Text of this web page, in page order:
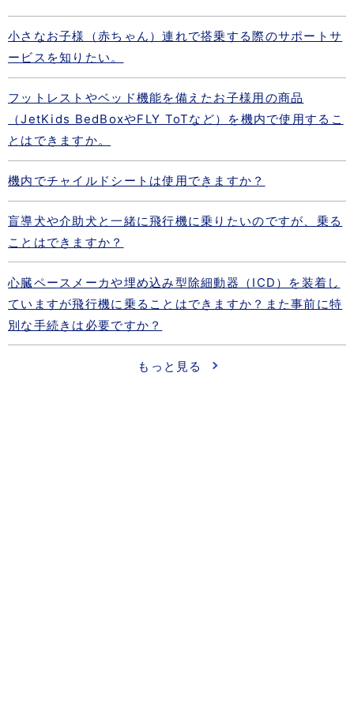
小さなお子様（赤ちゃん）連れで搭乗する際のサポートサ
ービスを知りたい。
フットレストやベッド機能を備えたお子様用の商品
（JetKids BedBoxやFLY ToTなど）を機内で使用するこ
とはできますか。
機内でチャイルドシートは使用できますか？
盲導犬や介助犬と一緒に飛行機に乗りたいのですが、乗る
ことはできますか？
心臓ペースメーカや埋め込み型除細動器（ICD）を装着し
ていますが飛行機に乗ることはできますか？また事前に特
別な手続きは必要ですか？
もっと見る